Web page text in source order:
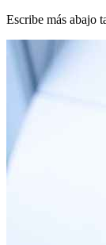
Escribe más abajo